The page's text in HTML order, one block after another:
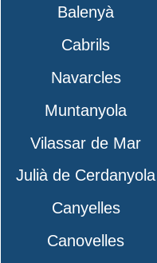
Balenyà
Cabrils
Navarcles
Muntanyola
Vilassar de Mar
Julià de Cerdanyola
Canyelles
Canovelles